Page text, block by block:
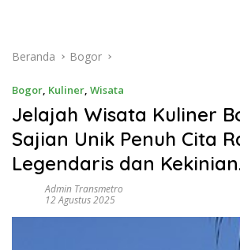
Beranda Bogor
Bogor, Kuliner, Wisata
Jelajah Wisata Kuliner
Sajian Unik Penuh Cita
Legendaris dan
Admin Transmetro
12 Agustus 2025